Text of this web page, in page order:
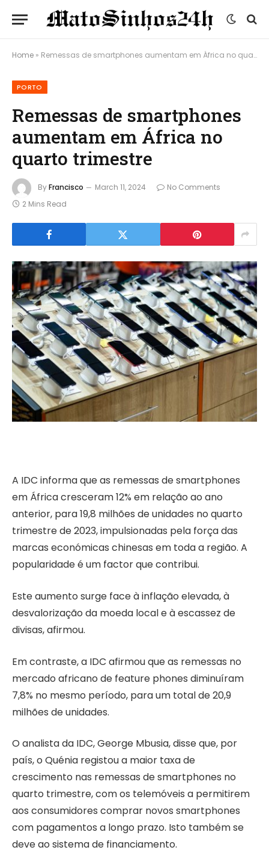
Home » Remessas de smartphones aumentam em África no quarto trimestre
PORTO
Remessas de smartphones
aumentam em África no
quarto trimestre
ByFrancisco March 11, 2024
No Comments
2 Mins Read
A IDC informa que as remessas de smartphones
em África cresceram 12% em relação ao ano
anterior, para 19,8 milhões de unidades no quarto
trimestre de 2023, impulsionadas pela força das
marcas económicas chinesas em toda a região. A
popularidade é um factor que contribui.
Este aumento surge face à inflação elevada, à
desvalorização da moeda local e à escassez de
divisas, afirmou.
Em contraste, a IDC afirmou que as remessas no
mercado africano de feature phones diminuíram
7,8% no mesmo período, para um total de 20,9
milhões de unidades.
O analista da IDC, George Mbusia, disse que, por
país, o Quénia registou a maior taxa de
crescimento nas remessas de smartphones no
quarto trimestre, com os telemóveis a permitirem
aos consumidores comprar novos smartphones
com pagamentos a longo prazo. Isto também se
deve ao sistema de financiamento.